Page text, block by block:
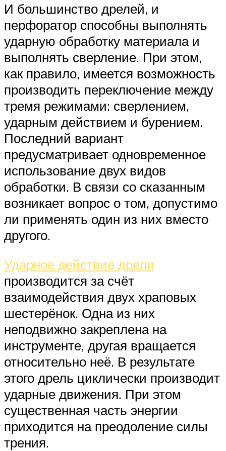
И большинство дрелей, и
перфоратор способны выполнять
ударную обработку материала и
выполнять сверление. При этом,
как правило, имеется возможность
производить переключение между
тремя режимами: сверлением,
ударным действием и бурением.
Последний вариант
предусматривает одновременное
использование двух видов
обработки. В связи со сказанным
возникает вопрос о том, допустимо
ли применять один из них вместо
другого.
Ударное действие дрели
производится за счёт
взаимодействия двух храповых
шестерёнок. Одна из них
неподвижно закреплена на
инструменте, другая вращается
относительно неё. В результате
этого дрель циклически производит
ударные движения. При этом
существенная часть энергии
приходится на преодоление силы
трения.